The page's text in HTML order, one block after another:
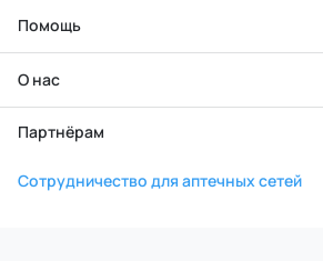
Помощь
О нас
Партнёрам
Сотрудничество для аптечных сетей